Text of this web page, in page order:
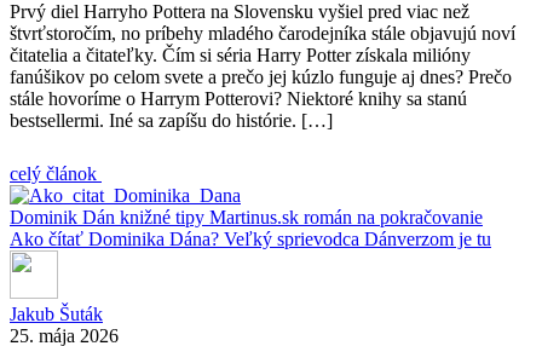
Prvý diel Harryho Pottera na Slovensku vyšiel pred viac než
štvrťstoročím, no príbehy mladého čarodejníka stále objavujú noví
čitatelia a čitateľky. Čím si séria Harry Potter získala milióny
fanúšikov po celom svete a prečo jej kúzlo funguje aj dnes? Prečo
stále hovoríme o Harrym Potterovi? Niektoré knihy sa stanú
bestsellermi. Iné sa zapíšu do histórie. […]
celý článok
Dominik Dán knižné tipy Martinus.sk román na pokračovanie
Ako čítať Dominika Dána? Veľký sprievodca Dánverzom je tu
Jakub Šuták
25. mája 2026